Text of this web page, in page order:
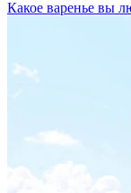
Какое варенье вы